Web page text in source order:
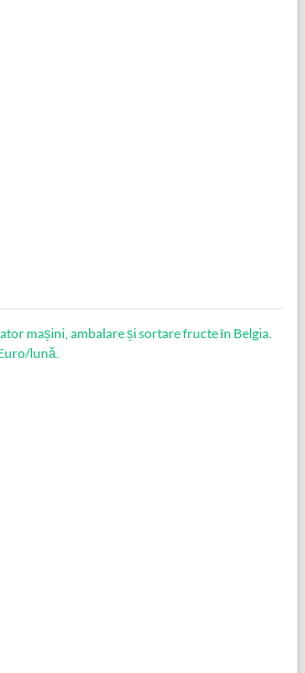
mașini, ambalare și sortare fructe în Belgia.
lună.